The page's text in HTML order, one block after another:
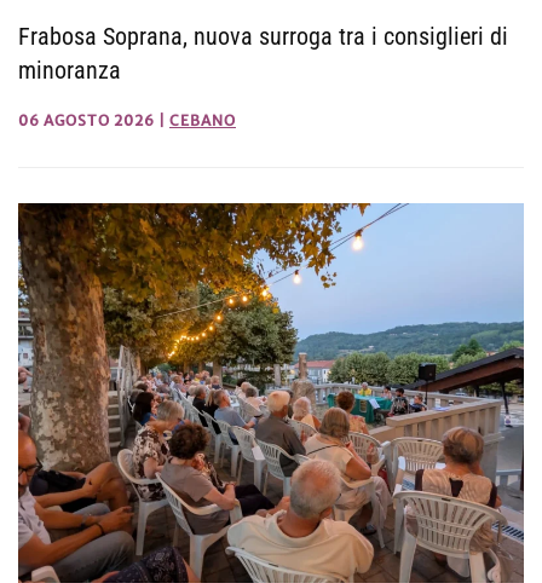
Frabosa Soprana, nuova surroga tra i consiglieri di
minoranza
06 AGOSTO 2026 CEBANO